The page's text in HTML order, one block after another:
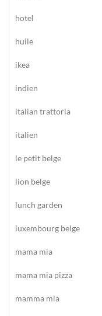
hotel
huile
ikea
indien
italian trattoria
italien
le petit belge
lion belge
lunch garden
luxembourg belge
mama mia
mama mia pizza
mamma mia